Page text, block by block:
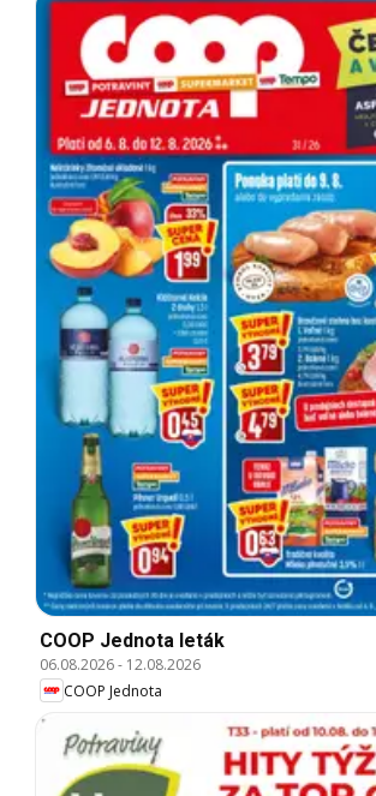
COOP Jednota leták
06.08.2026- 12.08.2026
COOP Jednota